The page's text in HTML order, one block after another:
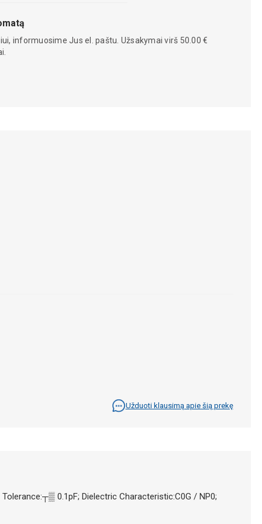
informuosime Jus el. paštu. Užsakymai virš 50.00 €
Užduoti klausimą apie šią prekę
0.1pF; Dielectric Characteristic:C0G / NP0;